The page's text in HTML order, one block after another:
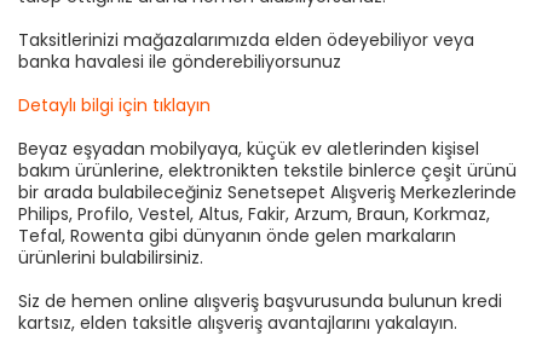
Taksitlerinizi mağazalarımızda elden ödeyebiliyor veya
banka havalesi ile gönderebiliyorsunuz
Detaylı bilgi için tıklayın
Beyaz eşyadan mobilyaya, küçük ev aletlerinden kişisel
bakım ürünlerine, elektronikten tekstile binlerce çeşit ürünü
bir arada bulabileceğiniz Senetsepet Alışveriş Merkezlerinde
Philips, Profilo, Vestel, Altus, Fakir, Arzum, Braun, Korkmaz,
Tefal, Rowenta gibi dünyanın önde gelen markaların
ürünlerini bulabilirsiniz.
Siz de hemen online alışveriş başvurusunda bulunun kredi
kartsız, elden taksitle alışveriş avantajlarını yakalayın.